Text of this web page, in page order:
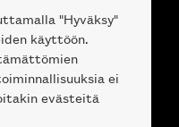
"Hyväksy"
käyttöön.
ei
evästeitä